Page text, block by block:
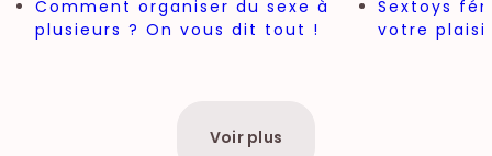
Comment organiser du sexe à
plusieurs ? On vous dit tout !
Sextoys
votre
Voir plus